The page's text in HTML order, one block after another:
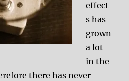
effect
s has
grown
a lot
in the
there has never